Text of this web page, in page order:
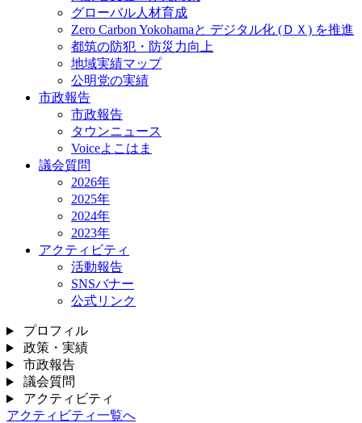
グローバル人材育成
Zero Carbon Yokohamaと デジタル化 (ＤＸ) を推進
都筑の防犯・防災力向上
地域実績マップ
公明党の実績
市政報告
市政報告
タウンニュース
Voiceよこはま
議会質問
2026年
2025年
2024年
2023年
アクティビティ
活動報告
SNSバナー
公式リンク
プロフィル
政策・実績
市政報告
議会質問
アクティビティ
アクティビティ一覧へ